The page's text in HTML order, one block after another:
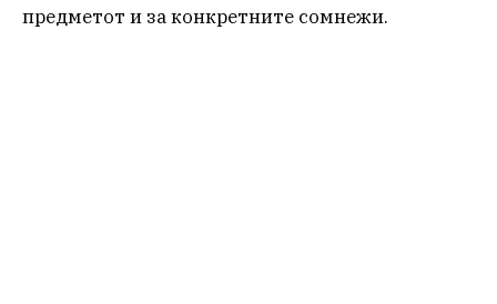
предметот и за конкретните сомнежи.